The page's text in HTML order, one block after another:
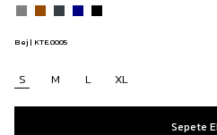
Bej | KTE.0005
S M L XL